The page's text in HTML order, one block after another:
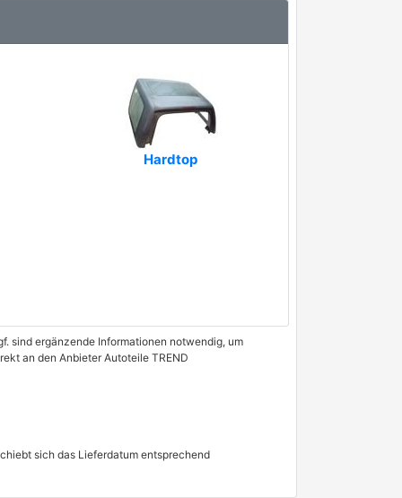
Hardtop
sind ergänzende Informationen notwendig, um
an den Anbieter Autoteile TREND
sich das Lieferdatum entsprechend